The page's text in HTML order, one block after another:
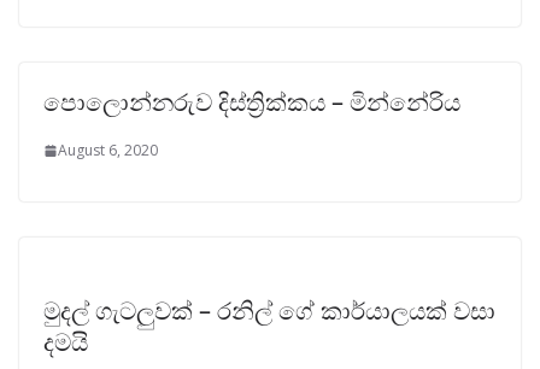
පොලොන්නරුව දිස්ත්‍රික්කය – මින්නේරිය
August 6, 2020
මුදල් ගැටලුවක් – රනිල් ගේ කාර්යාලයක් වසා
දමයි